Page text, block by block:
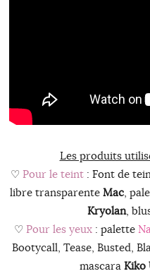
Les produits
♡ Pour le teint: Font de
libre transparente Mac,
Kryolan,
♡ Pour les yeux : palette
Bootycall, Tease, Busted,
mascara Kiko